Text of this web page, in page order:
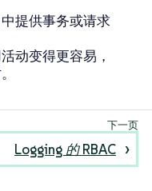
提供事务或请求
动变得更容易，
Logging 的 RBAC